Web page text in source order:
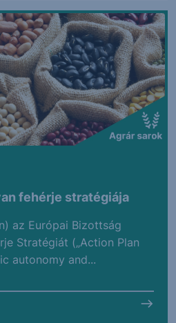
fehérje stratégiája
az Európai Bizottság
Stratégiát („Action Plan
autonomy and...